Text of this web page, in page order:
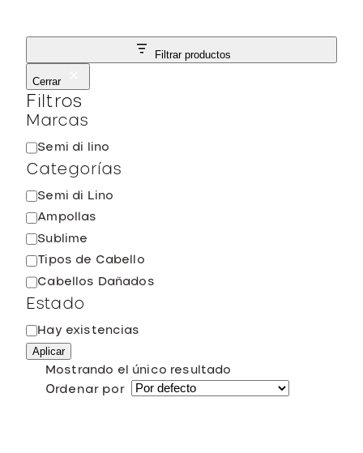
Filtrar productos
Cerrar
Filtros
Marcas
M
a
c
a
Semi di lino
Categorías
C
a
t
g
o
r
í
a
Semi di Lino
Ampollas
Sublime
Tipos de Cabello
Cabellos Dañados
Estado
E
s
Hay existencias
Aplicar
Mostrando el único resultado
Ordenar por